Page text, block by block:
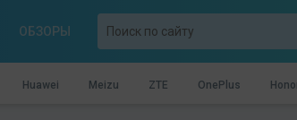
ОБЗОРЫ
Huawei Meizu ZTE OnePlus